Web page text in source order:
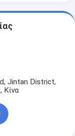
Jintan District,
Κίνα